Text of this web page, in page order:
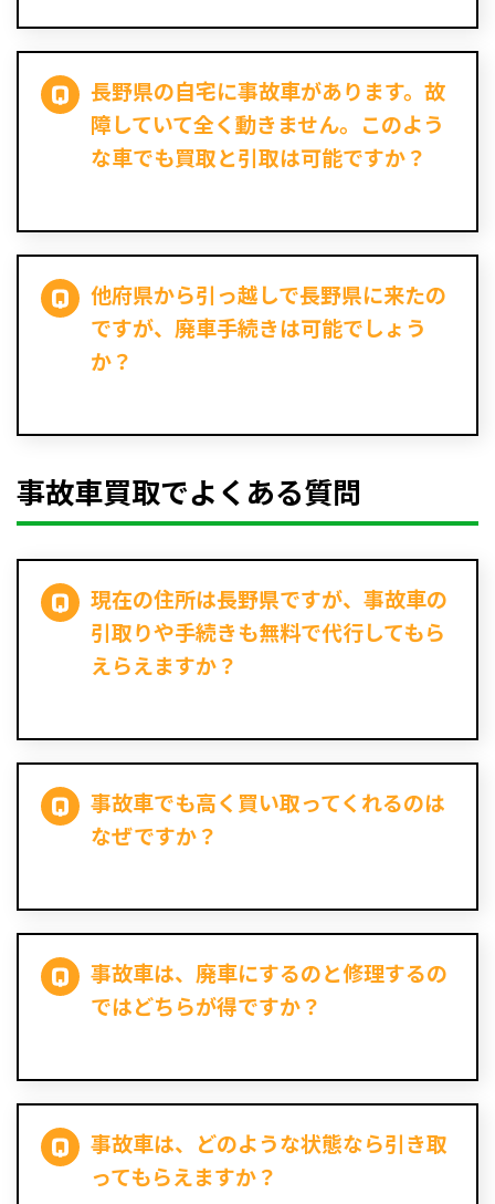
長野県の自宅に事故車があります。故
障していて全く動きません。このよう
な車でも買取と引取は可能ですか？
他府県から引っ越しで長野県に来たの
ですが、廃車手続きは可能でしょう
か？
事故車買取でよくある質問
現在の住所は長野県ですが、事故車の
引取りや手続きも無料で代行してもら
えらえますか？
事故車でも高く買い取ってくれるのは
なぜですか？
事故車は、廃車にするのと修理するの
ではどちらが得ですか？
事故車は、どのような状態なら引き取
ってもらえますか？